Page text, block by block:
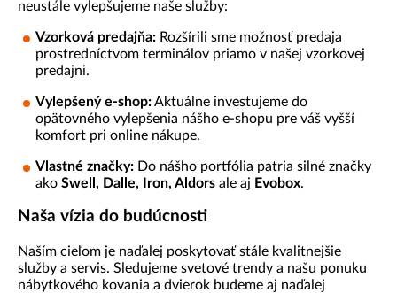
neustále vylepšujeme naše služby:
Vzorková predajňa: Rozšírili sme možnosť predaja
prostredníctvom terminálov priamo v našej vzorkovej
predajni.
Vylepšený e-shop:Aktuálne investujeme do
opätovného vylepšenia nášho e-shopu pre váš vyšší
komfort pri online nákupe.
Vlastné značky: Do nášho portfólia patria silné značky
ako Swell, Dalle, Iron, Aldors ale aj Evobox.
Naša vízia do budúcnosti
Naším cieľom je naďalej poskytovať stále kvalitnejšie
služby a servis. Sledujeme svetové trendy a našu ponuku
nábytkového kovania a dvierok budeme aj naďalej